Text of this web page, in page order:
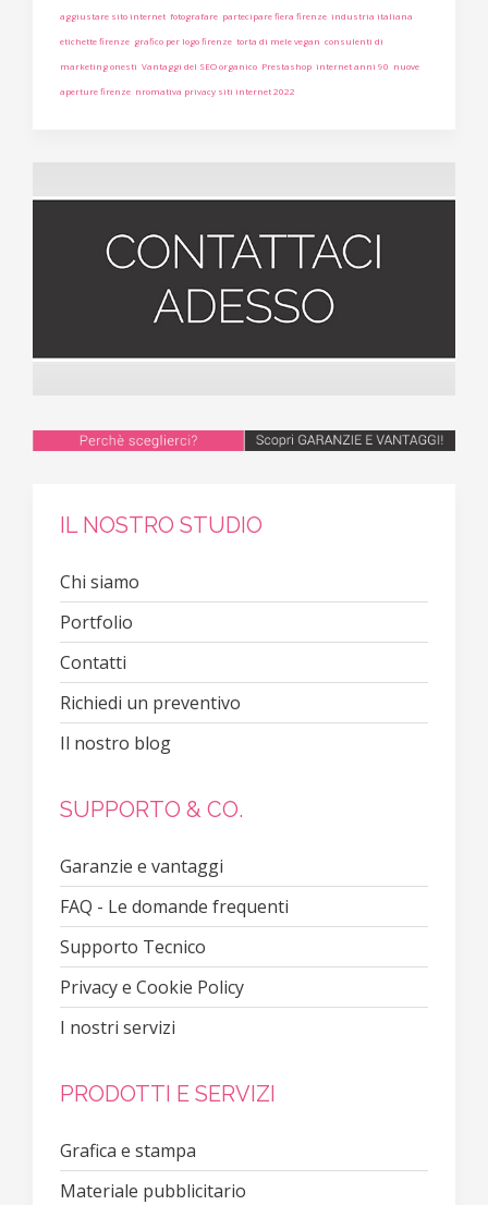
aggiustare sito internet fotografare partecipare fiera firenze industria italiana
etichette firenze grafico per logo firenze torta di mele vegan consulenti di
marketing onesti Vantaggi del SEO organico Prestashop internet anni 90 nuove
aperture firenze nromativa privacy siti internet 2022
IL NOSTRO STUDIO
Chi siamo
Portfolio
Contatti
Richiedi un preventivo
Il nostro blog
SUPPORTO & CO.
Garanzie e vantaggi
FAQ - Le domande frequenti
Supporto Tecnico
Privacy e Cookie Policy
I nostri servizi
PRODOTTI E SERVIZI
Grafica e stampa
Materiale pubblicitario